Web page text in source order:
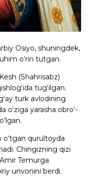
Osiyo, shuningdek,
o‘rin tutgan.
(Shahrisabz)
tug‘ilgan.
turk avlodining
o‘ziga yarasha obro‘-
o‘tgan qurultoyda
Chingizning qizi
Temurga
unvonini berdi.